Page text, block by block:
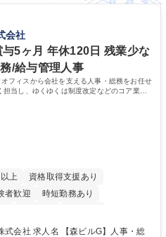
会社
与5ヶ月 年休120日 残業少な
/給与管理人事
フィスから会社を支える人事・総務をお任せ
当し、ゆくゆくは制度改定などのコア業務
上
資格取得支援あり
者歓迎
時短勤務あり
歓迎 駅近5分以内 土日祝休み
G】人事・総